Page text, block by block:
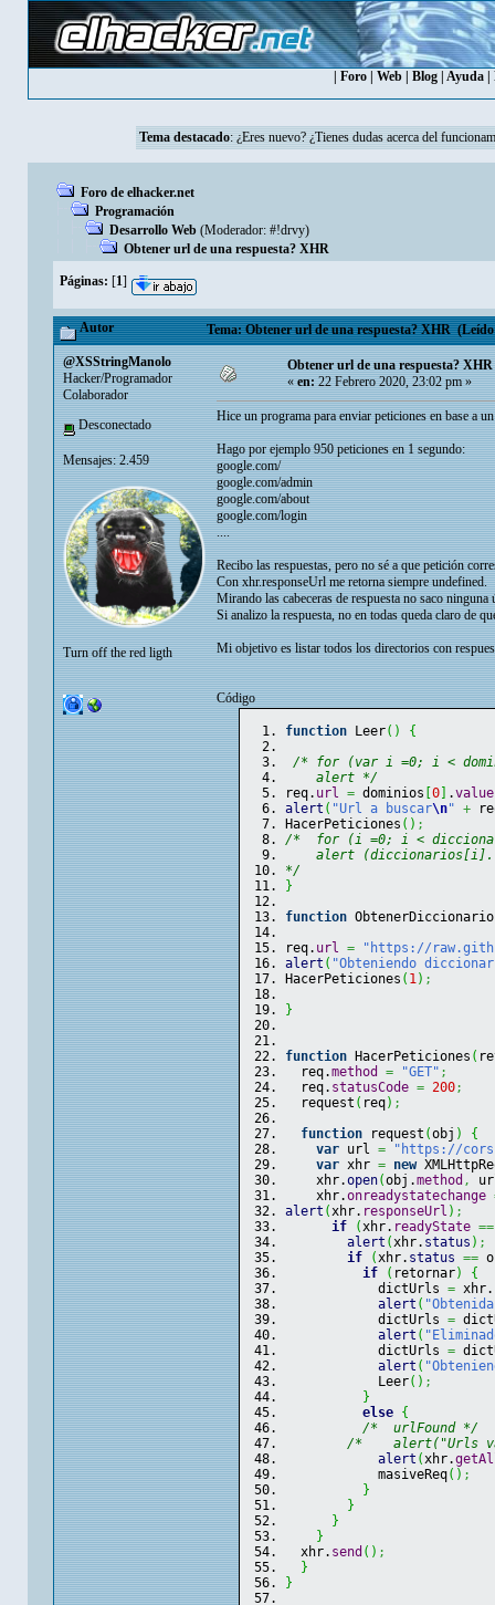
Foro| Web| Blog| Ayuda|
Tema destacado: ¿Eres nuevo? ¿Tienes dudas acerca del
Foro de elhacker.net
Programación
Desarrollo Web (Moderador: #!drvy)
Obtener url de una respuesta? XHR
Páginas: [1]
Autor Tema: Obtener url de una respuesta? XHR (Leído
@XSStringManolo
Hacker/Programador
Colaborador
Desconectado
Mensajes: 2.459
Turn off the red ligth
Obtener url de una respuesta? XHR
«en:22 Febrero 2020, 23:02 pm »
Hice un programa para enviar peticiones en base a
Hago por ejemplo 950 peticiones en 1 segundo:
google.com/
google.com/admin
google.com/about
google.com/login
....
Recibo las respuestas, pero no sé a que petición
Con xhr.responseUrl me retorna siempre undefined.
Mirando las cabeceras de respuesta no saco
Si analizo la respuesta, no en todas queda claro de
Mi objetivo es listar todos los directorios con
Código
function Leer( )
{
/* for (var i =0; i <
alert */
req. url = dominios 0] .value
alert ( "Url a buscar\n" +
HacerPeticiones ( ) ;
/*  for (i =0; i <
alert
*/
}
function ObtenerDiccionario
req. url =
"https://
alert ( "Obteniendo
HacerPeticiones ( 1) ;
}
function HacerPeticiones (
req.method = "GET" ;
req. statusCode = 200;
request ( req) ;
function request (obj )
{
var url =
"https://cors-
var xhr = new
xhr.open(obj.method ,
xhr.onreadystatechange
alert (xhr. responseUrl ) ;
if
(xhr. readyState ==
alert (xhr. status ) ;
if
(xhr. status ==
if
( retornar)
{
dictUrls = xhr.
alert (
dictUrls =
alert (
dictUrls =
alert (
Leer( ) ;
}
else {
/*  urlFound */
/*    alert("Urls
alert (xhr.
masiveReq( ) ;
}
}
}
}
xhr. send ( ) ;
}
}